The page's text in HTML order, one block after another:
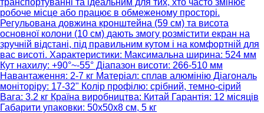
транспортуванні та ідеальним для тих, хто часто змінює
робоче місце або працює в обмеженому просторі.
Регульована довжина кронштейна (59 см) та висота
основної колони (10 см) дають змогу розмістити екран на
зручній відстані, під правильним кутом і на комфортній для
вас висоті. Характеристики: Максимальна ширина: 524 мм
Кут нахилу: +90°~-55° Діапазон висоти: 266-510 мм
Навантаження: 2-7 кг Матеріал: сплав алюмінію Діагональ
моніторіру: 17-32" Колір профілю: срібний, темно-сірий
Вага: 3.2 кг Країна виробництва: Китай Гарантія: 12 місяців
Габарити упаковки: 50х50х8 см, 5 кг